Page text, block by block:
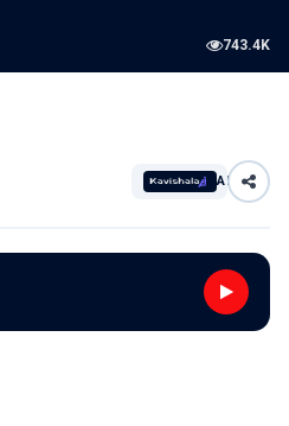
743.4K
AI